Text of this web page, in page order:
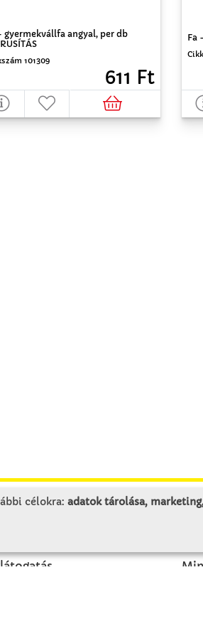
gyermekvállfa angyal, per db
101309
611 Ft
Fa
célokra: adatok tárolása,